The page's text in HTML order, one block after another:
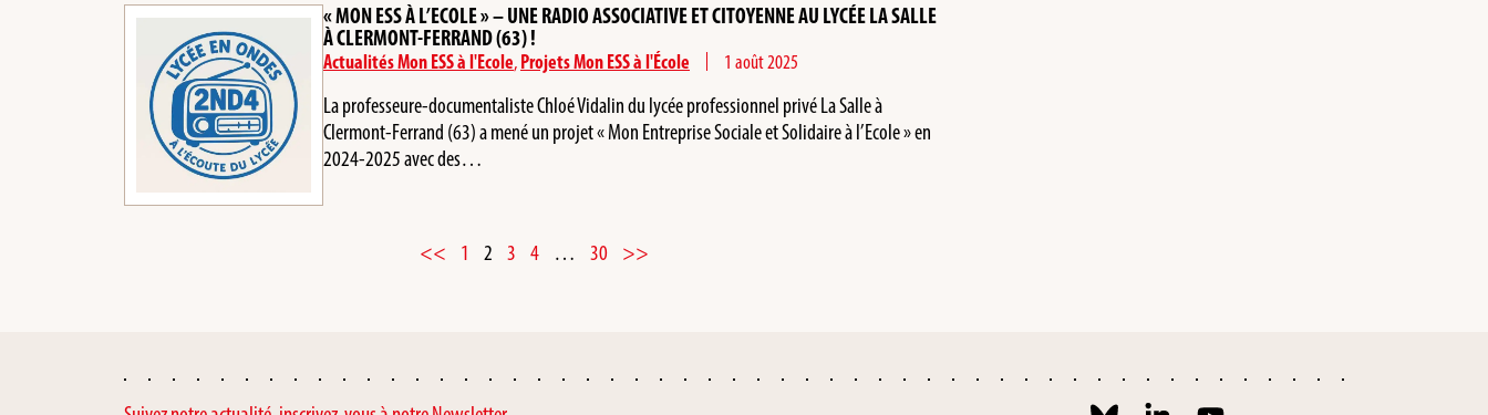
« MON ESS À L’ECOLE » – UNE RADIO ASSOCIATIVE ET CITOYENNE AU LYCÉE LA SALLE
À CLERMONT-FERRAND (63) !
Actualités Mon ESS à l'Ecole,Projets Mon ESS à l'École 1 août 2025
La professeure-documentaliste Chloé Vidalin du lycée professionnel privé La Salle à
Clermont-Ferrand (63) a mené un projet « Mon Entreprise Sociale et Solidaire à l’Ecole » en
2024-2025 avec des…
<< 1 2 3 4 … 30 >>